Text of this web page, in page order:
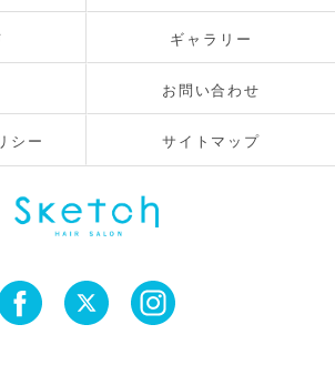
ギャラリー
お問い合わせ
シー サイトマップ